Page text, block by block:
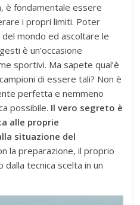
è fondamentale essere
i propri limiti. Poter
mondo ed ascoltare le
è un’occasione
sportivi. Ma sapete qual’è
di essere tali? Non è
perfetta e nemmeno
possibile. Il vero segreto è
alle proprie
situazione del
la preparazione, il proprio
tecnica scelta in un